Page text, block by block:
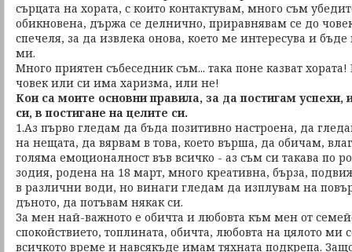
сърцата на хората, с които контактувам, много съм
обикновена, държа се делнично, приравнявам се до
спечеля, за да извлека онова, което ме интересува и бъде
ми.
Много приятен събеседник съм... така поне казват
човек или си има харизма, или не!
Кои са моите основни правила, за да постигам успехи,
си, в постигане на целите си.
1.Аз първо гледам да бъда позитивно настроена, да
на нещата, да вярвам в това, което върша, да обичам,
голяма емоционалност във всичко - аз съм си такава по
зодия, родена на 18 март, много креативна, бърза,
в различни води, но винаги гледам да изплувам на
дъното, да потъвам някак си.
За мен най-важното е обичта и любовта към мен от
спокойствието, топлината, обичта, любовта на цялото ми
всичкото време и навсякъде имам тяхната подкрепа.